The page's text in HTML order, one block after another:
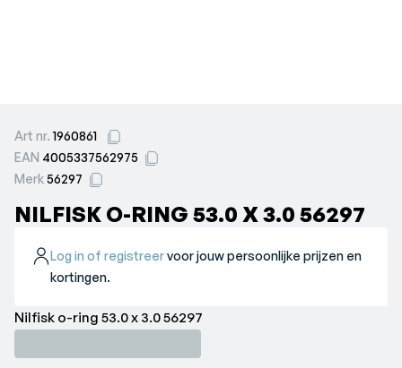
Art nr.1960861
EAN 4005337562975
Merk56297
NILFISK O-RING 53.0 X 3.0 56297
Log in of registreervoor jouw persoonlijke prijzen en
kortingen.
Nilfisk o-ring 53.0 x 3.0 56297